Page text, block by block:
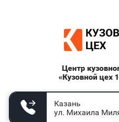
Центр
«Кузовной цех
Казань
ул. Михаила